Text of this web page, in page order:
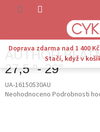
Doprava zdarma nad 1 400
Stačí, když v
AUTHOR
27,5 "- 29"
UA-16150530AU
Průměrné
Neohodnoceno Podrobnosti